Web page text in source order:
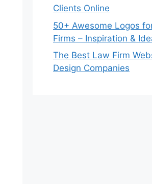
Clients Online
50+ Awesome Logos
Firms – Inspiration &
The Best Law Firm
Design Companies